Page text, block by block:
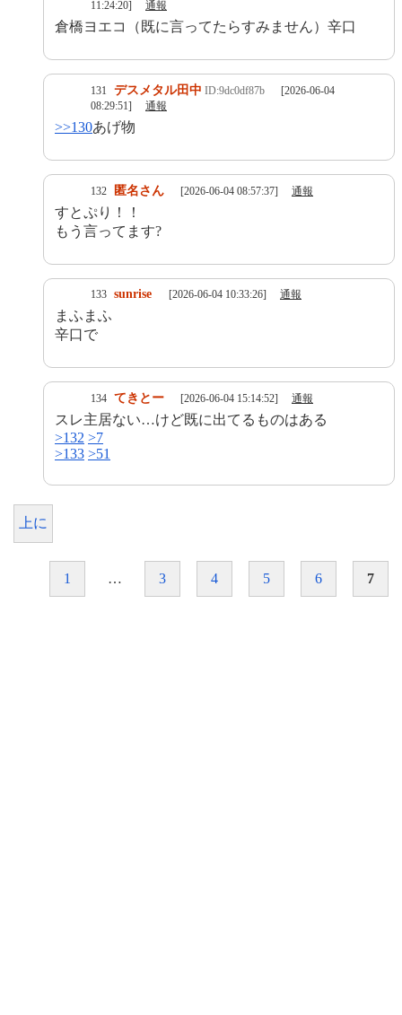
11:24:20] 通報
倉橋ヨエコ（既に言ってたらすみません）辛口
131 デスメタル田中 ID:9dc0df87b
[2026-06-04
08:29:51]
通報
>>130あげ物
132 匿名さん [2026-06-04 08:57:37] 通報
すとぷり！！
もう言ってます?
133 sunrise [2026-06-04 10:33:26] 通報
まふまふ
辛口で
134 てきとー [2026-06-04 15:14:52] 通報
スレ主居ない…けど既に出てるものはある
>132 >7
>133 >51
上に
1 … 3 4 5 6 7